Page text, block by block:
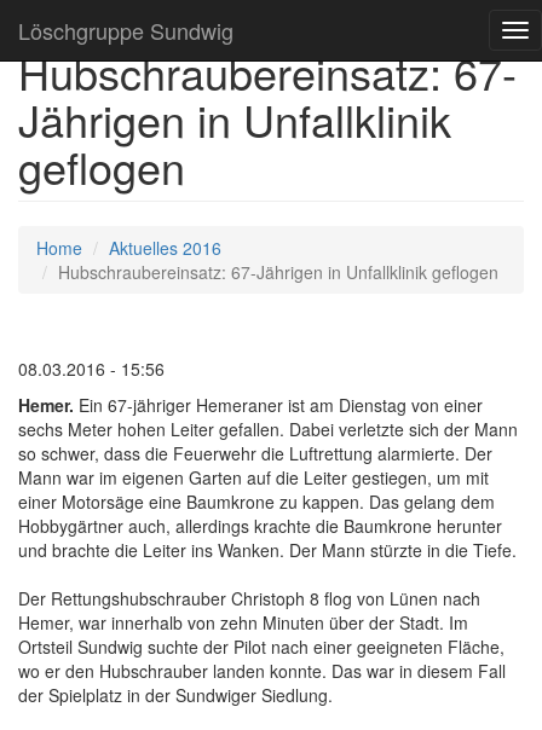
Löschgruppe Sundwig
Hubschraubereinsatz: 67-
Jährigen in Unfallklinik
geflogen
Home
Aktuelles 2016
Hubschraubereinsatz: 67-Jährigen in Unfallklinik geflogen
08.03.2016 - 15:56
Hemer. Ein 67-jähriger Hemeraner ist am Dienstag von einer
sechs Meter hohen Leiter gefallen. Dabei verletzte sich der Mann
so schwer, dass die Feuerwehr die Luftrettung alarmierte. Der
Mann war im eigenen Garten auf die Leiter gestiegen, um mit
einer Motorsäge eine Baumkrone zu kappen. Das gelang dem
Hobbygärtner auch, allerdings krachte die Baumkrone herunter
und brachte die Leiter ins Wanken. Der Mann stürzte in die Tiefe.
Der Rettungshubschrauber Christoph 8 flog von Lünen nach
Hemer, war innerhalb von zehn Minuten über der Stadt. Im
Ortsteil Sundwig suchte der Pilot nach einer geeigneten Fläche,
wo er den Hubschrauber landen konnte. Das war in diesem Fall
der Spielplatz in der Sundwiger Siedlung.